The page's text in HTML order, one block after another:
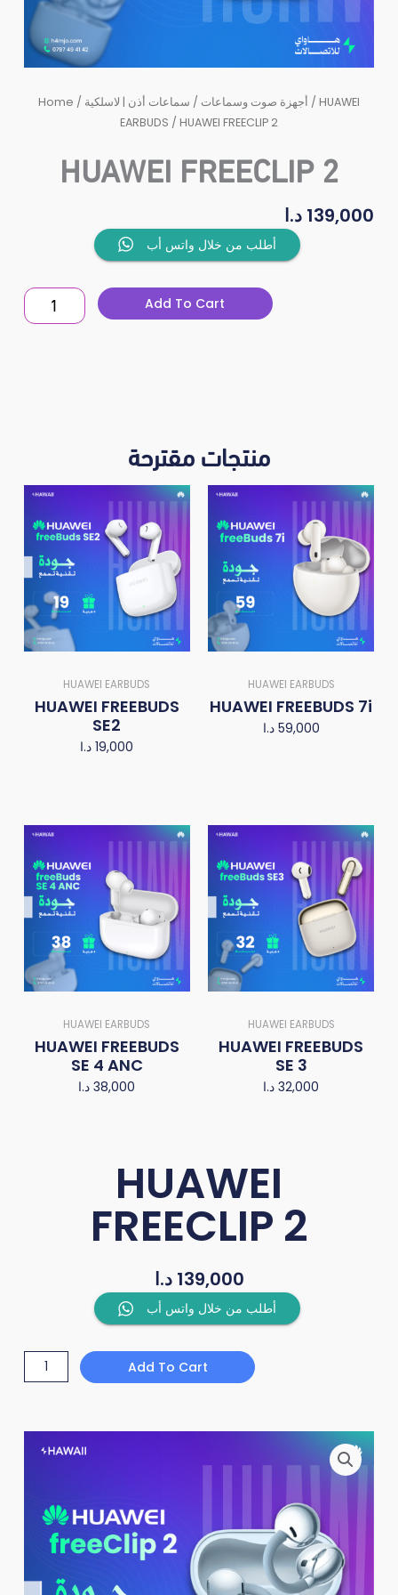
Home / أجهزة صوت وسماعات / سماعات أذن | لاسلكية / HUAWEI
EARBUDS / HUAWEI FREECLIP 2
HUAWEI FREECLIP 2
139,000 د.ا
أطلب من خلال واتس أب
quantity
Add To Cart
منتجات مقترحة
HUAWEI EARBUDS
HUAWEI FREEBUDS
SE2
19,000 د.ا
HUAWEI EARBUDS
HUAWEI FREEBUDS 7i
59,000 د.ا
HUAWEI EARBUDS
HUAWEI FREEBUDS
SE 4 ANC
38,000 د.ا
HUAWEI EARBUDS
HUAWEI FREEBUDS
SE 3
32,000 د.ا
HUAWEI
FREECLIP 2
139,000 د.ا
أطلب من خلال واتس أب
2
quantity
Add To Cart